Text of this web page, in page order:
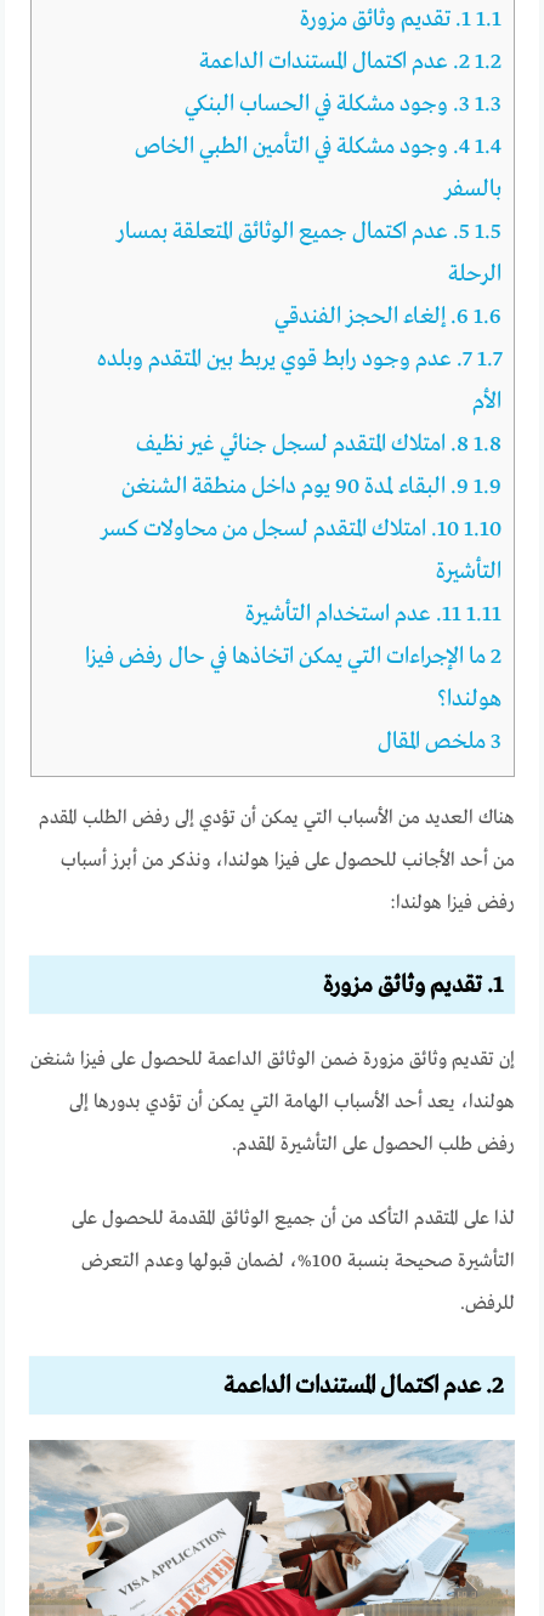
1.11. تقديم وثائق مزورة
1.22. عدم اكتمال المستندات الداعمة
1.3
1.4 4. وجود مشكلة في التأمين الطبي الخاص
بالسفر
1.5 5. عدم اكتمال جميع الوثائق المتعلقة بمسار
الرحلة
1.6
1.7 7. عدم وجود رابط قوي يربط بين المتقدم وبلده
الأم
1.8
1.9
1.10
10. امتلاك المتقدم لسجل من محاولات كسر
التأشيرة
1.1111. عدم استخدام التأشيرة
2ما الإجراءات التي يمكن اتخاذها في حال رفض فيزا
هولندا؟
3ملخص المقال
هناك العديد من الأسباب التي يمكن أن تؤدي إلى رفض الطلب المقدم
من أحد الأجانب للحصول على فيزا هولندا، ونذكر من أبرز أسباب
رفض فيزا هولندا:
1. تقديم وثائق مزورة
إن تقديم وثائق مزورة ضمن الوثائق الداعمة للحصول على فيزا شنغن
هولندا، يعد أحد الأسباب الهامة التي يمكن أن تؤدي بدورها إلى
رفض طلب الحصول على التأشيرة المقدم.
لذا على المتقدم التأكد من أن جميع الوثائق المقدمة للحصول على
التأشيرة صحيحة بنسبة 100%، لضمان قبولها وعدم التعرض
للرفض.
2. عدم اكتمال المستندات الداعمة